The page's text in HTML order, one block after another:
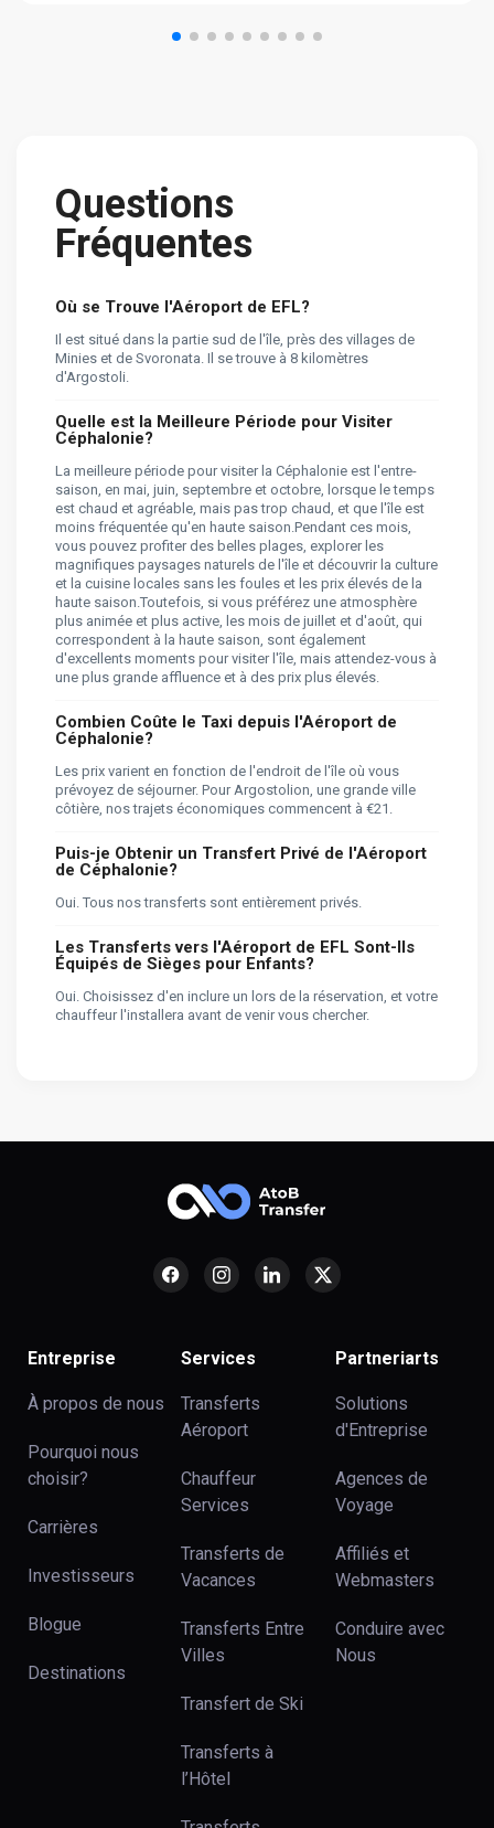
Questions
Fréquentes
Où se Trouve l'Aéroport de EFL?
Il est situé dans la partie sud de l'île, près des villages de
Minies et de Svoronata. Il se trouve à 8 kilomètres
d'Argostoli.
Quelle est la Meilleure Période pour Visiter
Céphalonie?
La meilleure période pour visiter la Céphalonie est l'entre-
saison, en mai, juin, septembre et octobre, lorsque le temps
est chaud et agréable, mais pas trop chaud, et que l'île est
moins fréquentée qu'en haute saison.Pendant ces mois,
vous pouvez profiter des belles plages, explorer les
magnifiques paysages naturels de l'île et découvrir la culture
et la cuisine locales sans les foules et les prix élevés de la
haute saison.Toutefois, si vous préférez une atmosphère
plus animée et plus active, les mois de juillet et d'août, qui
correspondent à la haute saison, sont également
d'excellents moments pour visiter l'île, mais attendez-vous à
une plus grande affluence et à des prix plus élevés.
Combien Coûte le Taxi depuis l'Aéroport de
Céphalonie?
Les prix varient en fonction de l'endroit de l'île où vous
prévoyez de séjourner. Pour Argostolion, une grande ville
côtière, nos trajets économiques commencent à €21.
Puis-je Obtenir un Transfert Privé de l'Aéroport
de Céphalonie?
Oui. Tous nos transferts sont entièrement privés.
Les Transferts vers l'Aéroport de EFL Sont-Ils
Équipés de Sièges pour Enfants?
Oui. Choisissez d'en inclure un lors de la réservation, et votre
chauffeur l'installera avant de venir vous chercher.
Entreprise
À propos de nous
Pourquoi nous
choisir?
Carrières
Investisseurs
Blogue
Destinations
Services
Transferts
Aéroport
Chauffeur
Services
Transferts de
Vacances
Transferts Entre
Villes
Transfert de Ski
Transferts à
l’Hôtel
Partneriarts
Solutions
d'Entreprise
Agences de
Voyage
Affiliés et
Webmasters
Conduire avec
Nous